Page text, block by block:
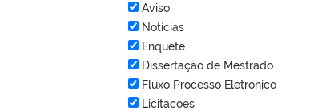
Aviso
Notícias
Enquete
Dissertação de Mestrado
Fluxo Processo Eletronico
Licitacoes